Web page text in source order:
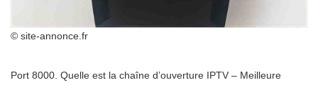
© site-annonce.fr
Port 8000. Quelle est la chaîne d’ouverture IPTV – Meilleure